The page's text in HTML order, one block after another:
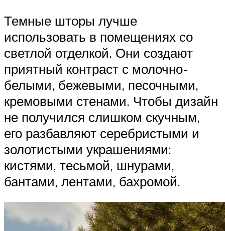
Темные шторы лучше
использовать в помещениях со
светлой отделкой. Они создают
приятный контраст с молочно-
белыми, бежевыми, песочными,
кремовыми стенами. Чтобы дизайн
не получился слишком скучным,
его разбавляют серебристыми и
золотистыми украшениями:
кистями, тесьмой, шнурами,
бантами, лентами, бахромой.